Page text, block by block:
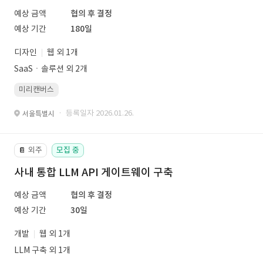
예상 금액
협의 후 결정
예상 기간
180일
디자인
웹 외 1개
SaaSㆍ솔루션 외 2개
미리캔버스
서울특별시 · 등록일자 2026.01.26.
📔 외주 모집 중
사내 통합 LLM API 게이트웨이 구축
예상 금액
협의 후 결정
예상 기간
30일
개발
웹 외 1개
LLM 구축 외 1개